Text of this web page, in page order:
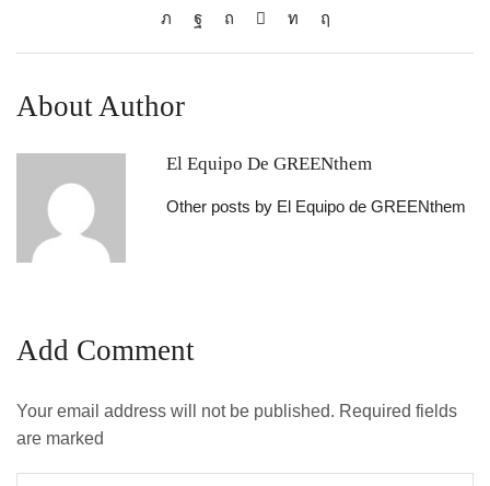
About Author
El Equipo De GREENthem
Other posts by El Equipo de GREENthem
Add Comment
Your email address will not be published. Required fields
are marked